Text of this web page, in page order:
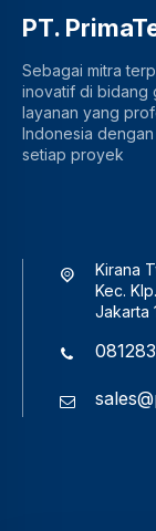
PT.
Sebagai mitra
inovatif di bidang
layanan yang
Indonesia
setiap proyek
Kirana
Kec.
Jakarta